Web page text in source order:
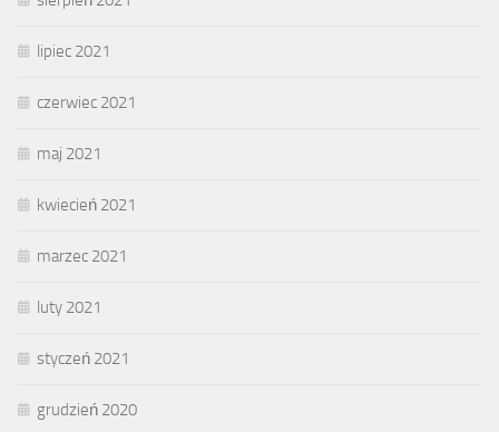
lipiec 2021
czerwiec 2021
maj 2021
kwiecień 2021
marzec 2021
luty 2021
styczeń 2021
grudzień 2020